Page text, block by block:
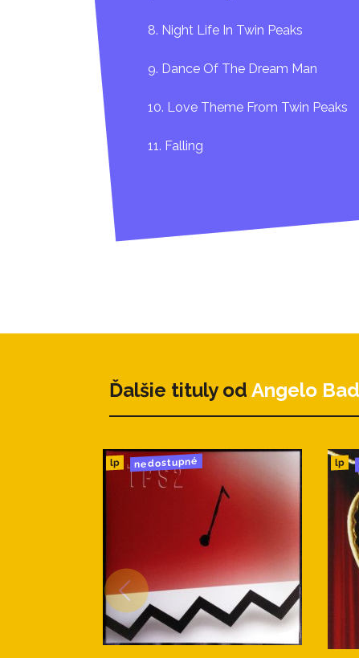
8. Night Life In Twin Peaks
9. Dance Of The Dream Man
10. Love Theme From Twin Peaks
11. Falling
Ďalšie tituly od Angelo
lp nedostupné lp